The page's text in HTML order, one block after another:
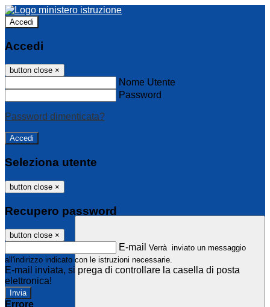
Accedi
Accedi
button close ×
Nome Utente
Password
Password dimenticata?
Seleziona utente
button close ×
Recupero password
button close ×
E-mail Verrà inviato un messaggio
all'indirizzo indicato con le istruzioni necessarie.
E-mail inviata, si prega di controllare la casella di posta
elettronica!
Errore